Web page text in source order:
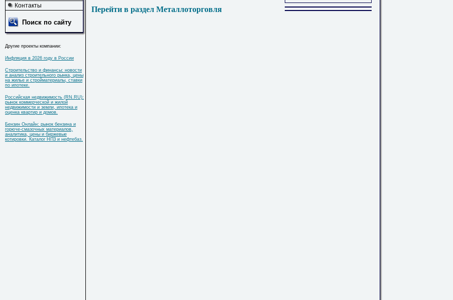
Контакты
Поиск по сайту
Другие проекты компании:
Инфляция в 2026 году в России
Строительство и финансы: новости
и анализ строительного рынка, цены
на жилье и стройматериалы, ставки
по ипотеке.
Российская недвижимость (RN.RU):
рынок коммерческой и жилой
недвижимости и земли, ипотека и
оценка квартир и домов.
Бензин Онлайн: рынок бензина и
горюче-смазочных материалов,
аналитика, цены и биржевые
котировки. Каталог НПЗ и нефтебаз.
Перейти в раздел Металлоторговля